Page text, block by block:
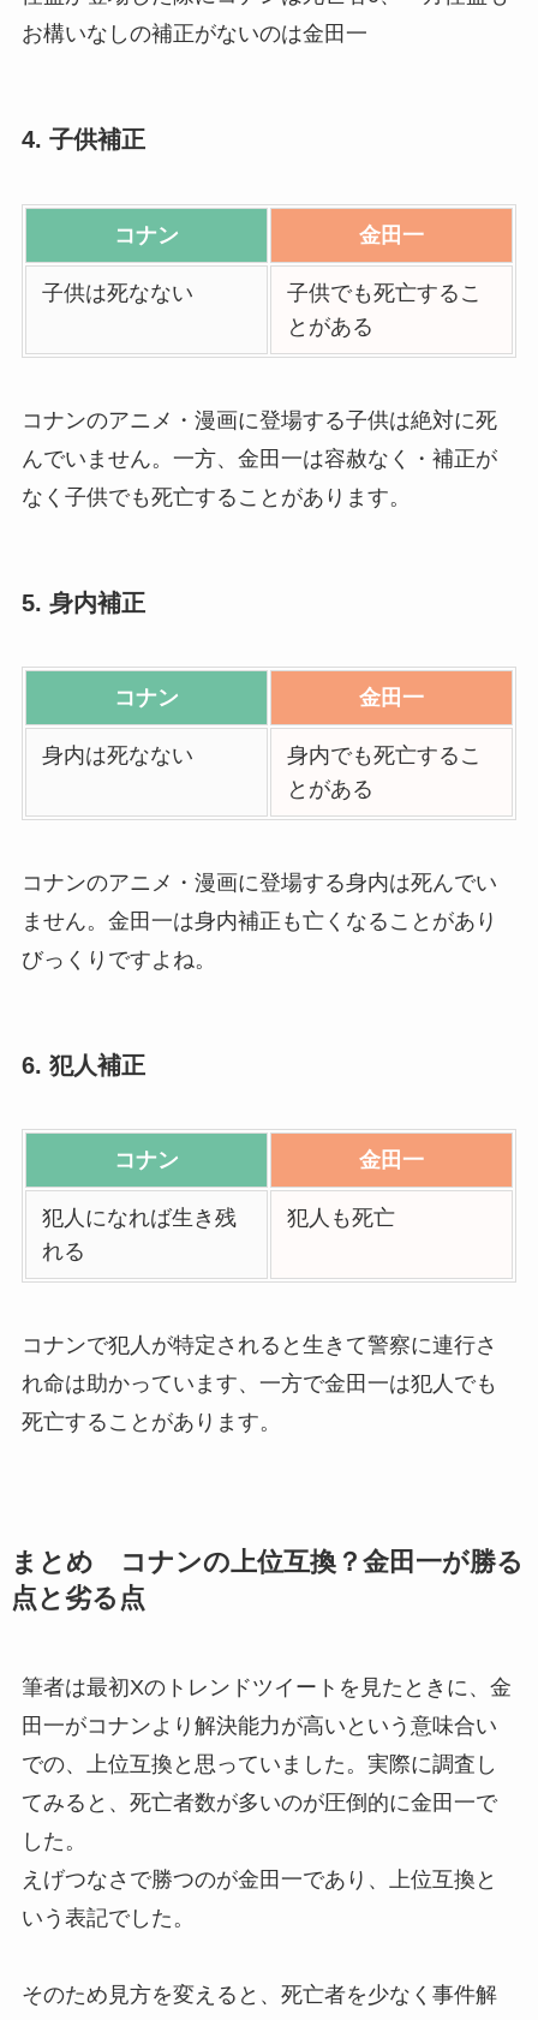
お構いなしの補正がないのは金田一
4. 子供補正
コナン 金田一
子供は死なない
子供でも死亡するこ
とがある
コナンのアニメ・漫画に登場する子供は絶対に死
んでいません。一方、金田一は容赦なく・補正が
なく子供でも死亡することがあります。
5. 身内補正
コナン 金田一
身内は死なない
身内でも死亡するこ
とがある
コナンのアニメ・漫画に登場する身内は死んでい
ません。金田一は身内補正も亡くなることがあり
びっくりですよね。
6. 犯人補正
コナン 金田一
犯人になれば生き残
れる
犯人も死亡
コナンで犯人が特定されると生きて警察に連行さ
れ命は助かっています、一方で金田一は犯人でも
死亡することがあります。
まとめ コナンの上位互換？金田一が勝る
点と劣る点
筆者は最初Xのトレンドツイートを見たときに、金
田一がコナンより解決能力が高いという意味合い
での、上位互換と思っていました。実際に調査し
てみると、死亡者数が多いのが圧倒的に金田一で
した。
えげつなさで勝つのが金田一であり、上位互換と
いう表記でした。
そのため見方を変えると、死亡者を少なく事件解